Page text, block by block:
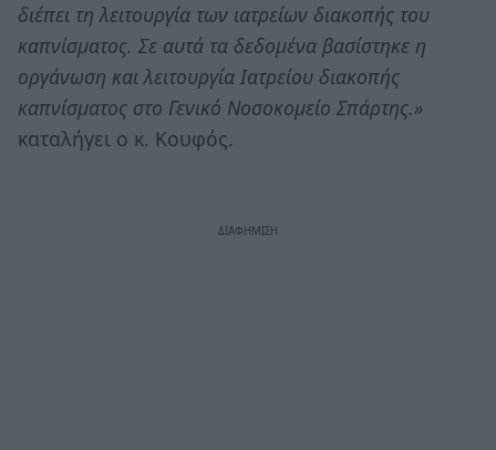
διέπει τη λειτουργία των ιατρείων διακοπής του
καπνίσματος. Σε αυτά τα δεδομένα βασίστηκε η
οργάνωση και λειτουργία Ιατρείου διακοπής
καπνίσματος στο Γενικό Νοσοκομείο Σπάρτης.»
καταλήγει ο κ. Κουφός.